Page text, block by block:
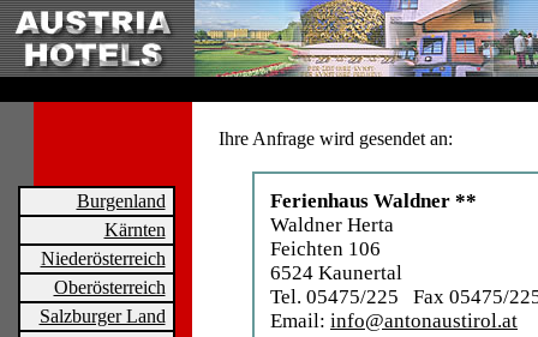
Burgenland
Kärnten
Niederösterreich
Oberösterreich
Salzburger Land
Ihre Anfrage wird gesendet an:
Ferienhaus Waldner **
Waldner Herta
Feichten 106
6524 Kaunertal
Tel. 05475/225 Fax 05475/
Email: info@antonaustirol.at